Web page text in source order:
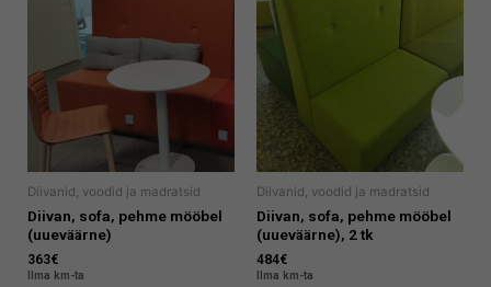
Diivanid, voodid ja madratsid
Diivan, sofa, pehme mööbel
(uueväärne)
363€
Ilma km-ta
Diivanid, voodid ja madratsid
Diivan, sofa, pehme mööbel
(uueväärne), 2 tk
484€
Ilma km-ta